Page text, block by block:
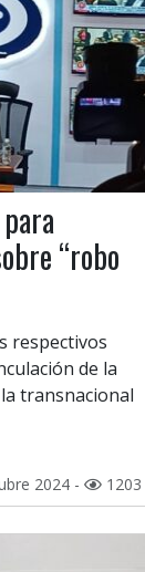
“robo
respectivos
de la
transnacional
2024 - 1203